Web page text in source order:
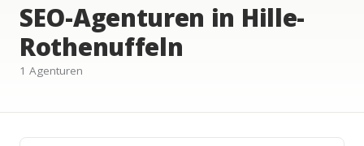
SEO-Agenturen in Hille-
Rothenuffeln
1 Agenturen